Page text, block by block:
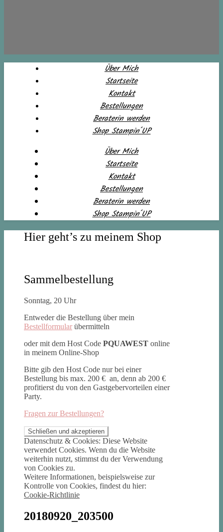
Über Mich
Startseite
Kontakt
Bestellungen
Beraterin werden
Shop Stampin´UP
Über Mich
Startseite
Kontakt
Bestellungen
Beraterin werden
Shop Stampin´UP
Hier geht’s zu meinem Shop
Sammelbestellung
Sonntag, 20 Uhr
Entweder die Bestellung über mein
Bestellformular übermitteln
oder mit dem Host Code PQUAWEST online
in meinem Online-Shop
Bitte gib den Host Code nur bei einer
Bestellung bis max. 200 € an, denn ab 200 €
profitierst du von den Gastgebervorteilen einer
Party.
Fragen zur Bestellungen?
Datenschutz & Cookies: Diese Website
verwendet Cookies. Wenn du die Website
weiterhin nutzt, stimmst du der Verwendung
von Cookies zu.
Weitere Informationen, beispielsweise zur
Kontrolle von Cookies, findest du hier:
Cookie-Richtlinie
20180920_203500